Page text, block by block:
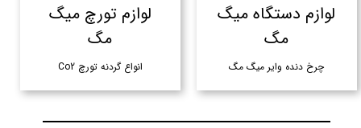
لوازم دستگاه میگ
مگ
چرخ دنده وایر میگ مگ
لوازم تورچ میگ
مگ
انواع گردنه تورچ Co2